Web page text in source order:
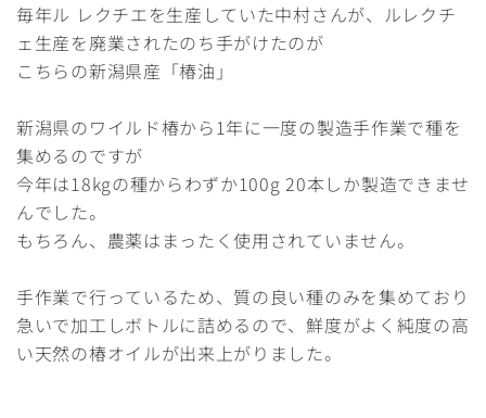
毎年ル レクチエを生産していた中村さんが、ルレクチ
ェ生産を廃業されたのち手がけたのが
こちらの新潟県産「椿油」
新潟県のワイルド椿から1年に一度の製造手作業で種を
集めるのですが
今年は18kgの種からわずか100g 20本しか製造できませ
んでした。
もちろん、農薬はまったく使用されていません。
手作業で行っているため、質の良い種のみを集めており
急いで加工しボトルに詰めるので、鮮度がよく純度の高
い天然の椿オイルが出来上がりました。